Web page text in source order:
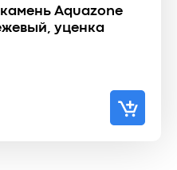
Aquazone
уценка